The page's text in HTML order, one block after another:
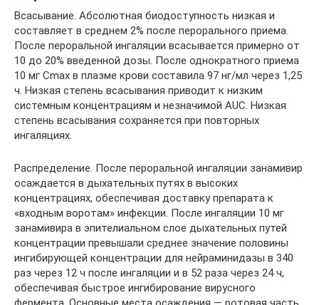
Всасывание. Абсолютная биодоступность низкая и
составляет в среднем 2% после перорального приема.
После пероральной ингаляции всасывается примерно от
10 до 20% введенной дозы. После однократного приема
10 мг Cmax в плазме крови составила 97 нг/мл через 1,25
ч. Низкая степень всасывания приводит к низким
системным концентрациям и незначимой AUC. Низкая
степень всасывания сохраняется при повторных
ингаляциях.
Распределение. После пероральной ингаляции занамивир
осаждается в дыхательных путях в высоких
концентрациях, обеспечивая доставку препарата к
«входным воротам» инфекции. После ингаляции 10 мг
занамивира в эпителиальном слое дыхательных путей
концентрации превышали среднее значение половины
ингибирующей концентрации для нейраминидазы в 340
раз через 12 ч после ингаляции и в 52 раза через 24 ч,
обеспечивая быстрое ингибирование вирусного